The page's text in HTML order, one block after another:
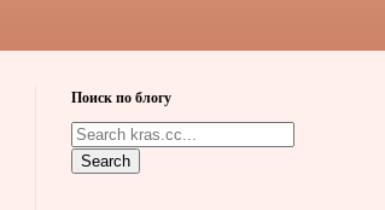
Поиск по блогу
Search